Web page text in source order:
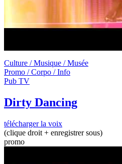
Culture / Musique / Musée
Promo / Corpo / Info
Pub TV
Dirty Dancing
télécharger la voix
(clique droit + enregistrer sous)
promo